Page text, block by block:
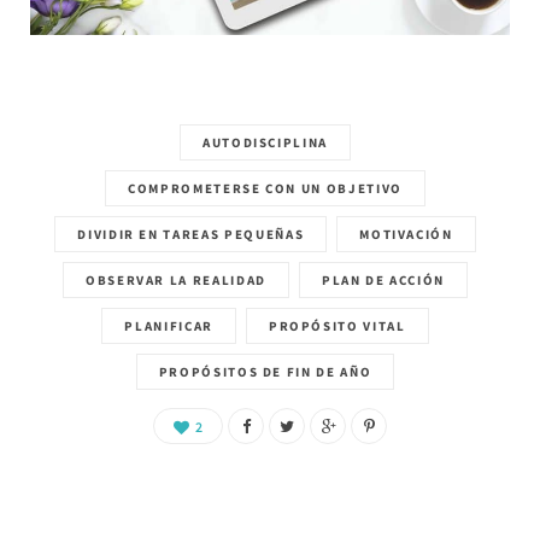
AUTODISCIPLINA
COMPROMETERSE CON UN OBJETIVO
DIVIDIR EN TAREAS PEQUEÑAS MOTIVACIÓN
OBSERVAR LA REALIDAD PLAN DE ACCIÓN
PLANIFICAR PROPÓSITO VITAL
PROPÓSITOS DE FIN DE AÑO
2